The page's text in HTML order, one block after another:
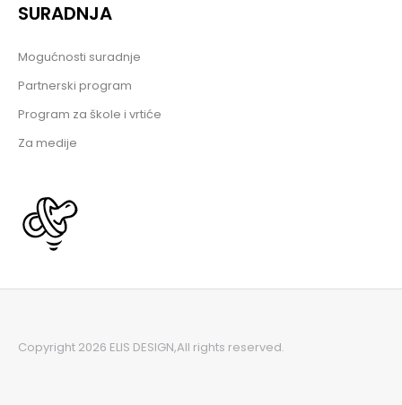
SURADNJA
Mogućnosti suradnje
Partnerski program
Program za škole i vrtiće
Za medije
Copyright 2026 ELIS DESIGN,All rights reserved.